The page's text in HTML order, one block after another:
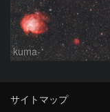
kuma-
サイトマップ